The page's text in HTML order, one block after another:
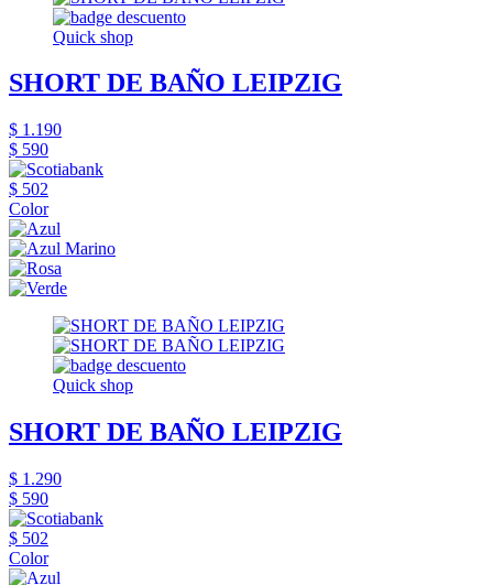
Quick shop
SHORT DE BAÑO LEIPZIG
$ 1.190
$ 590
$ 502
Color
Quick shop
SHORT DE BAÑO LEIPZIG
$ 1.290
$ 590
$ 502
Color